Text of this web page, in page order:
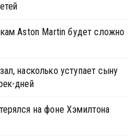
Aston Martin будет сложно
насколько уступает сыну
дней
на фоне Хэмилтона